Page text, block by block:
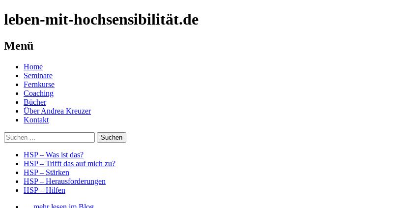
leben-mit-hochsensibilität.de
Menü
Springe
zum
Inhalt
Home
Seminare
Fernkurse
Coaching
Bücher
Über Andrea Kreuzer
Kontakt
Suchen
nach:
HSP – Was ist das?
HSP – Trifft das auf mich zu?
HSP – Stärken
HSP – Herausforderungen
HSP – Hilfen